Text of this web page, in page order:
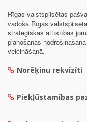
Rīgas valstspilsētas
vadošā Rīgas
stratēģiskās attīstības
plānošanas
veicināšanā.
Norēķinu rekvizīti
Piekļūstamības